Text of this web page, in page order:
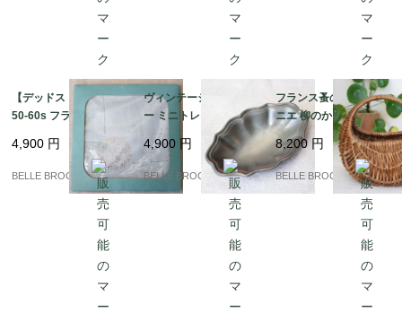
【デッドストック】19
50-60s フランス製 ヴ
ィンテージリネン ハン
カチ 花冠とイニシャル
「G」の手刺繍｜フラ
ンス発送（到着まで2-3
4,900 円
BELLE BROCANTE
ヴィンテージ ピュータ
ー ミニトレイ イタリア
製 METALARS 錫製 小
皿 アクセサリートレイ
｜フランス発送（到着
まで2-3週間）
4,900 円
BELLE BROCANTE
フランス蚤の市 ミニパ
ニエ 柳のかご / 飴色 ブ
ロカント｜フランス発
送（到着まで2-3週間）
8,200円
BELLE BROCANTE